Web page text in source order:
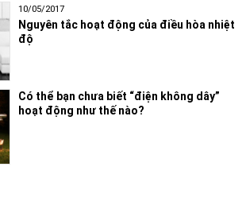
10/05/2017
Nguyên tắc hoạt động của điều hòa nhiệt
độ
Có thể bạn chưa biết “điện không dây”
hoạt động như thế nào?